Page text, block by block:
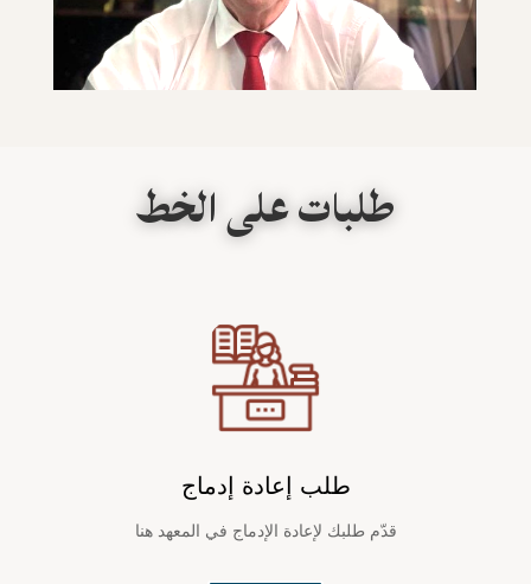
طلبات على الخط
طلب إعادة إدماج
قدّم طلبك لإعادة الإدماج في المعهد هنا